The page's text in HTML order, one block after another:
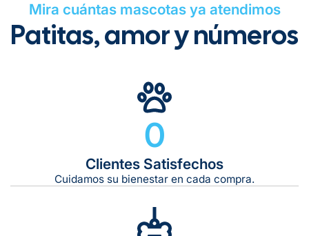
Gratuito en todos los pedidos
Tiempo de entrega estimado: 5 a 7 días hábiles
Gratis en compras de $599 o más
Mira cuántas mascotas ya atendimos
Patitas, amor y números
0
Clientes Satisfechos
Cuidamos su bienestar en cada compra.